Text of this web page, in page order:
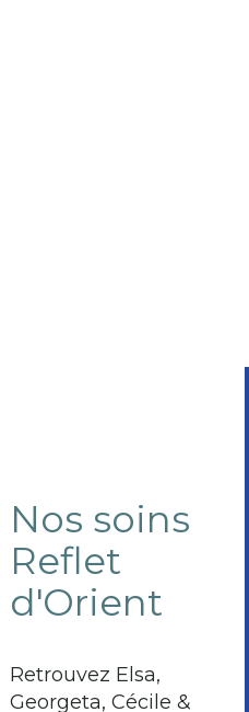
Nos soins
Reflet
d'Orient
Retrouvez Elsa,
Georgeta, Cécile &